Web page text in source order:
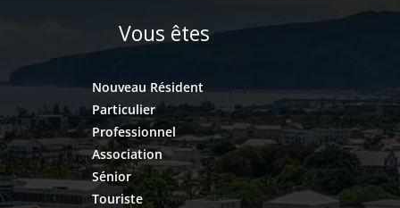
Vous êtes
Nouveau Résident
Particulier
Professionnel
Association
Sénior
Touriste